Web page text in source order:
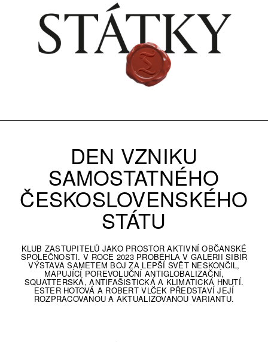
DEN VZNIKU
SAMOSTATNÉHO
ČESKOSLOVENSKÉHO
STÁTU
KLUB ZASTUPITELŮ JAKO PROSTOR AKTIVNÍ OBČANSKÉ
SPOLEČNOSTI. V ROCE 2023 PROBĚHLA V GALERII SIBIŘ
VÝSTAVA SAMETEM BOJ ZA LEPŠÍ SVĚT NESKONČIL,
MAPUJÍCÍ POREVOLUČNÍ ANTIGLOBALIZAČNÍ,
SQUATTERSKÁ, ANTIFAŠISTICKÁ A KLIMATICKÁ HNUTÍ.
ESTER HOTOVÁ A ROBERT VLČEK PŘEDSTAVÍ JEJÍ
ROZPRACOVANOU A AKTUALIZOVANOU VARIANTU.